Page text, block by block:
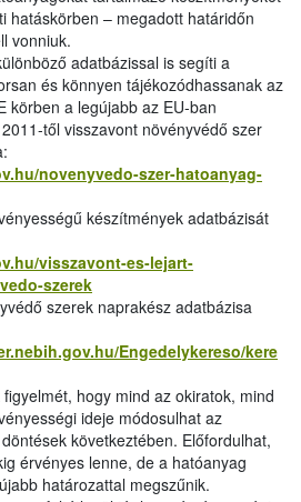
hatáskörben – megadott határidőn
vonniuk.
adatbázissal is segíti a
és könnyen tájékozódhassanak az
körben a legújabb az EU-ban
től visszavont növényvédő szer
novenyvedo-szer-hatoanyag-
készítmények adatbázisát
visszavont-es-lejart-
szerek
szerek naprakész adatbázisa
Engedelykereso/kere
hogy mind az okiratok, mind
ideje módosulhat az
következtében. Előfordulhat,
érvényes lenne, de a hatóanyag
határozattal megszűnik.